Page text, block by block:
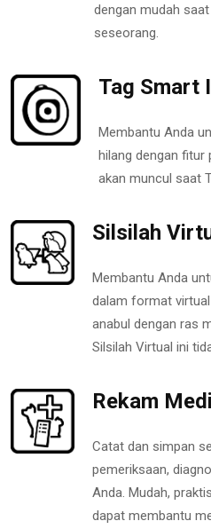
dengan mudah
seseorang.
Tag Smart
Membantu Anda
hilang dengan fitur
akan muncul saat
Silsilah
Membantu Anda
dalam format
anabul dengan ras
Silsilah Virtual ini
Rekam
Catat dan simpan
pemeriksaan,
Anda. Mudah,
dapat membantu